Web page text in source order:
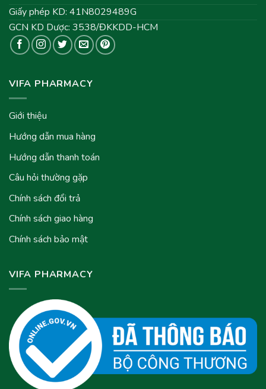
Giấy phép KD: 41N8029489G
GCN KD Dược: 3538/ĐKKDD-HCM
VIFA PHARMACY
Giới thiệu
Hướng dẫn mua hàng
Hướng dẫn thanh toán
Câu hỏi thường gặp
Chính sách đổi trả
Chính sách giao hàng
Chính sách bảo mật
VIFA PHARMACY